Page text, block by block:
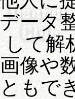
ータ
て解
像や
もで